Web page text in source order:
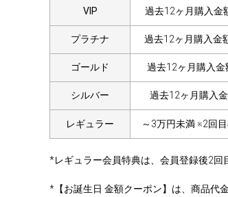
VIP 過去12ヶ月購入金
プラチナ 過去12ヶ月購入金
ゴールド 過去12ヶ月購入金
シルバー 過去12ヶ月購入
レギュラー ～3万円未満 ※2回
*レギュラー会員特典は、会員登録後2回
*【お誕生日 金額クーポン】は、商品代